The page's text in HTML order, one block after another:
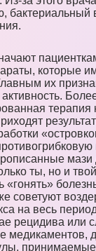
бактериальный
которые
их
терапия
мази
ты, но и
«гонять»
советуют
на весь
рецидива или
медикаментов,